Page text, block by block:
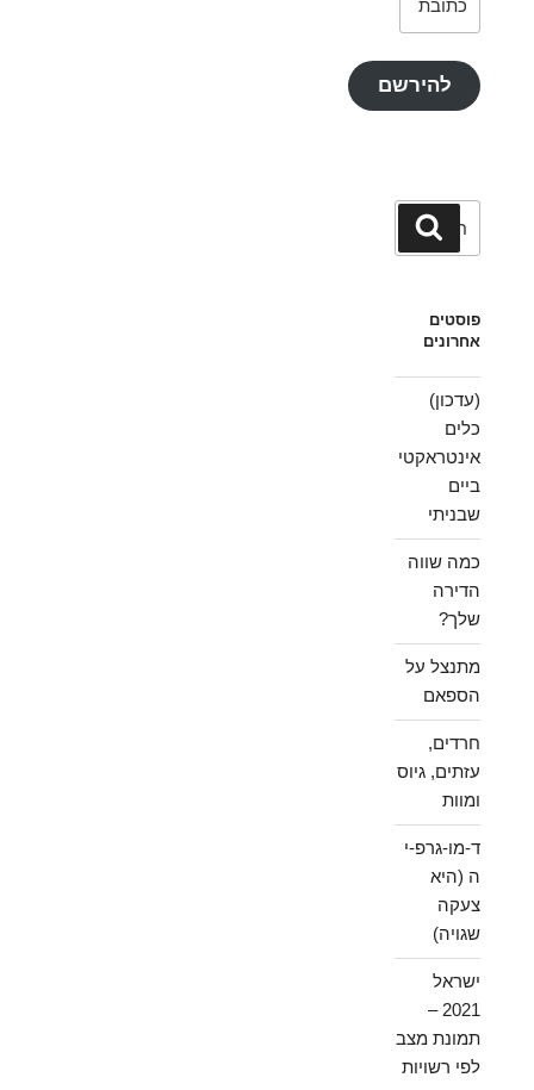
דואר
להירשם
חפש: חיפוש
פוסטים
אחרונים
(עדכון)
כלים
אינטראקטי
ביים
שבניתי
כמה שווה
הדירה
שלך?
מתנצל על
הספאם
חרדים,
עזתים, גיוס
ומוות
ד-מו-גרפ-י
ה (היא
צעקה
שגויה)
ישראל
2021 –
תמונת מצב
לפי רשויות